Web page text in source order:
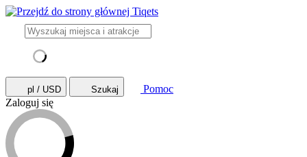
pl / USD Szukaj
Pomoc
Zaloguj się